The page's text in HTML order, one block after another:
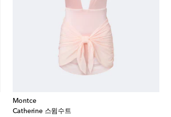
Montce
Catherine 스윔수트